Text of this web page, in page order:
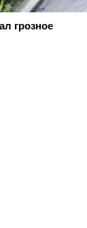
грозное